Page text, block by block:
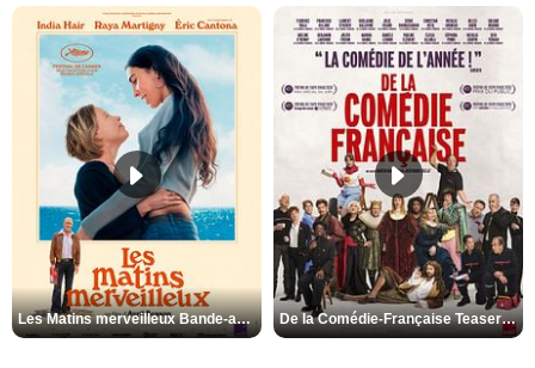
Les Matins merveilleux Bande-annonce VF De la Comédie-Française Teaser VF